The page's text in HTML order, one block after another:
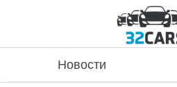
Новости